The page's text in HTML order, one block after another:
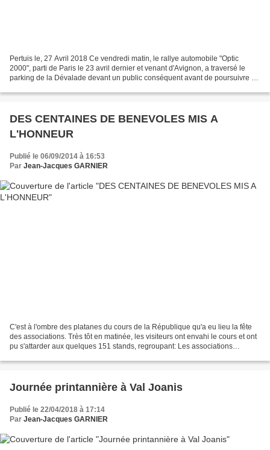
Pertuis le, 27 Avril 2018 Ce vendredi matin, le rallye automobile "Optic
2000", parti de Paris le 23 avril dernier et venant d'Avignon, a traversé le
parking de la Dévalade devant un public conséquent avant de poursuivre en
DES CENTAINES DE BENEVOLES MIS A
L'HONNEUR
Publié le 06/09/2014 à 16:53
Par Jean-Jacques GARNIER
C'est à l'ombre des platanes du cours de la République qu'a eu lieu la fête
des associations. Très tôt en matinée, les visiteurs ont envahi le cours et ont
pu s'attarder aux quelques 151 stands, regroupant: Les associations
Journée printannière à Val Joanis
Publié le 22/04/2018 à 17:14
Par Jean-Jacques GARNIER